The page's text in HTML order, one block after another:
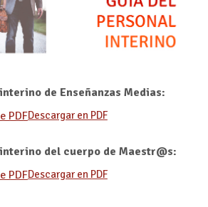
de Enseñanzas Medias:
Descargar en PDF
del cuerpo de Maestr@s:
Descargar en PDF